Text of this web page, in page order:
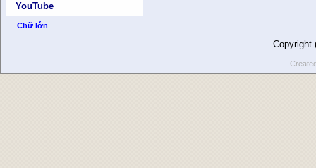
YouTube
Chữ lớn
Copyright